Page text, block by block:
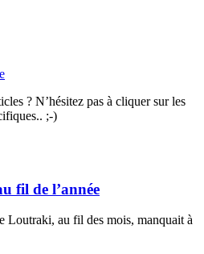
? N’hésitez pas à cliquer sur les
;-)
fil de l’année
Loutraki, au fil des mois, manquait à